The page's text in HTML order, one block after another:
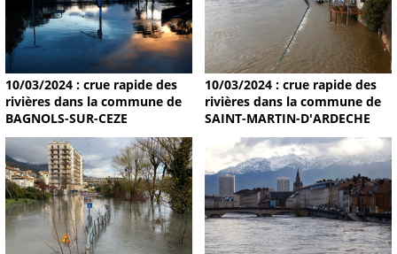
10/03/2024 : crue rapide des
rivières dans la commune de
BAGNOLS-SUR-CEZE
10/03/2024 : crue rapide des
rivières dans la commune de
SAINT-MARTIN-D'ARDECHE